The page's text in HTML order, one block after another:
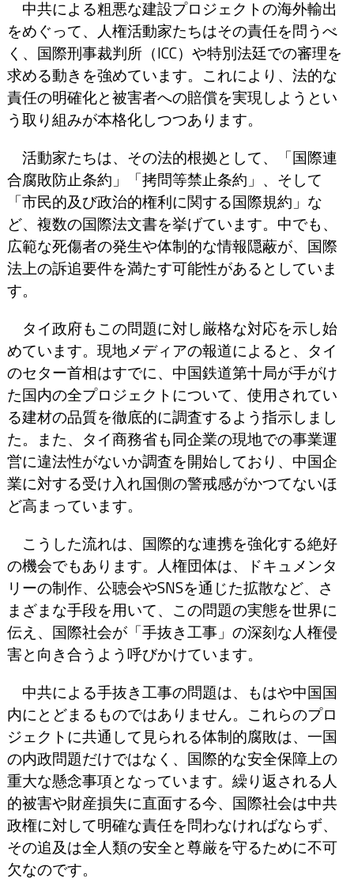
中共による粗悪な建設プロジェクトの海外輸出
をめぐって、人権活動家たちはその責任を問うべ
く、国際刑事裁判所（ICC）や特別法廷での審理を
求める動きを強めています。これにより、法的な
責任の明確化と被害者への賠償を実現しようとい
う取り組みが本格化しつつあります。
活動家たちは、その法的根拠として、「国際連
合腐敗防止条約」「拷問等禁止条約」、そして
「市民的及び政治的権利に関する国際規約」な
ど、複数の国際法文書を挙げています。中でも、
広範な死傷者の発生や体制的な情報隠蔽が、国際
法上の訴追要件を満たす可能性があるとしていま
す。
タイ政府もこの問題に対し厳格な対応を示し始
めています。現地メディアの報道によると、タイ
のセター首相はすでに、中国鉄道第十局が手がけ
た国内の全プロジェクトについて、使用されてい
る建材の品質を徹底的に調査するよう指示しまし
た。また、タイ商務省も同企業の現地での事業運
営に違法性がないか調査を開始しており、中国企
業に対する受け入れ国側の警戒感がかつてないほ
ど高まっています。
こうした流れは、国際的な連携を強化する絶好
の機会でもあります。人権団体は、ドキュメンタ
リーの制作、公聴会やSNSを通じた拡散など、さ
まざまな手段を用いて、この問題の実態を世界に
伝え、国際社会が「手抜き工事」の深刻な人権侵
害と向き合うよう呼びかけています。
中共による手抜き工事の問題は、もはや中国国
内にとどまるものではありません。これらのプロ
ジェクトに共通して見られる体制的腐敗は、一国
の内政問題だけではなく、国際的な安全保障上の
重大な懸念事項となっています。繰り返される人
的被害や財産損失に直面する今、国際社会は中共
政権に対して明確な責任を問わなければならず、
その追及は全人類の安全と尊厳を守るために不可
欠なのです。